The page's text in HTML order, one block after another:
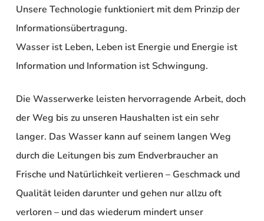
Unsere Technologie funktioniert mit dem Prinzip der
Informationsübertragung.
Wasser ist Leben, Leben ist Energie und Energie ist
Information und Information ist Schwingung.
Die Wasserwerke leisten hervorragende Arbeit, doch
der Weg bis zu unseren Haushalten ist ein sehr
langer. Das Wasser kann auf seinem langen Weg
durch die Leitungen bis zum Endverbraucher an
Frische und Natürlichkeit verlieren – Geschmack und
Qualität leiden darunter und gehen nur allzu oft
verloren – und das wiederum mindert unser